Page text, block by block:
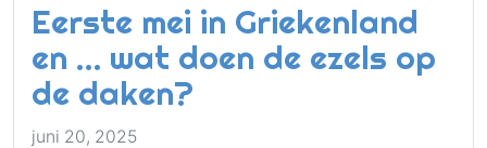
Eerste mei in Griekenland
en … wat doen de ezels op
de daken?
juni 20, 2025